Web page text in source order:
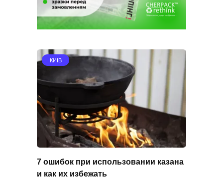
КИЇВ
7 ошибок при использовании казана
и как их избежать